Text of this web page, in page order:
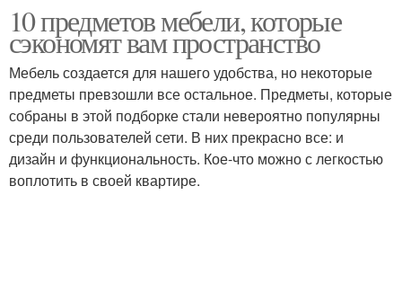
10 предметов мебели, которые
сэкономят вам пространство
Мебель создается для нашего удобства, но некоторые
предметы превзошли все остальное. Предметы, которые
собраны в этой подборке стали невероятно популярны
среди пользователей сети. В них прекрасно все: и
дизайн и функциональность. Кое-что можно с легкостью
воплотить в своей квартире.